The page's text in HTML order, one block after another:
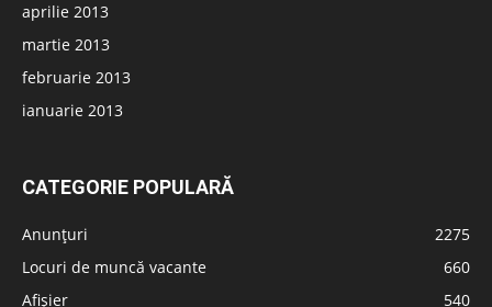
aprilie 2013
martie 2013
februarie 2013
ianuarie 2013
CATEGORIE POPULARĂ
Anunțuri
2275
Locuri de muncă vacante
660
Afișier
540